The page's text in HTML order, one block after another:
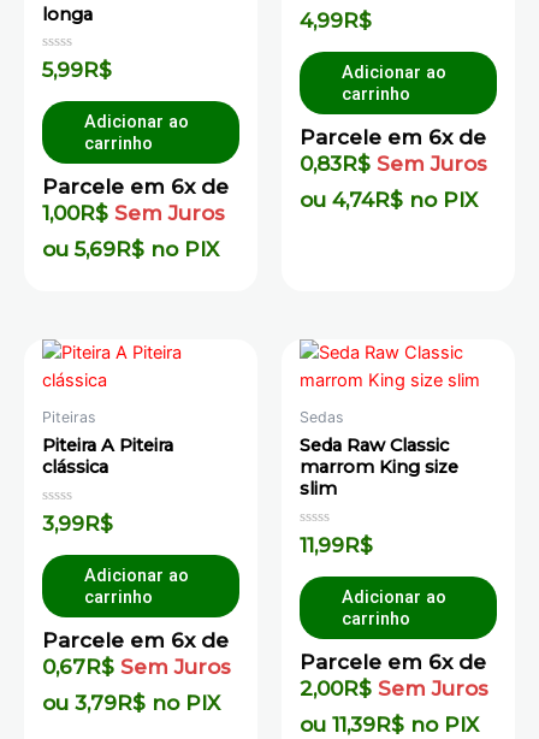
longa
Avaliação
0
5
5,99R$
Adicionar ao
carrinho
Parcele em 6x de
1,00R$ Sem Juros
ou 5,69R$ no PIX
Avaliação
0
5
4,99R$
Adicionar ao
carrinho
Parcele em 6x de
0,83R$ Sem Juros
ou 4,74R$ no PIX
Piteiras
Piteira A Piteira
clássica
Avaliação
0
5
3,99R$
Adicionar ao
carrinho
Parcele em 6x de
0,67R$ Sem Juros
ou 3,79R$ no PIX
Sedas
Seda Raw Classic
marrom King size
slim
Avaliação
0
5
11,99R$
Adicionar ao
carrinho
Parcele em 6x de
2,00R$ Sem Juros
ou 11,39R$ no PIX